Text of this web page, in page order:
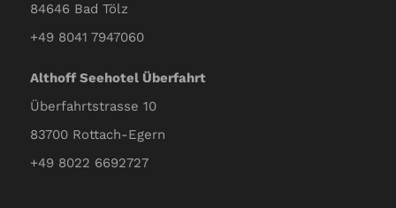
84646 Bad Tölz
+49 8041 7947060
Althoff Seehotel Überfahrt
Überfahrtstrasse 10
83700 Rottach-Egern
+49 8022 6692727